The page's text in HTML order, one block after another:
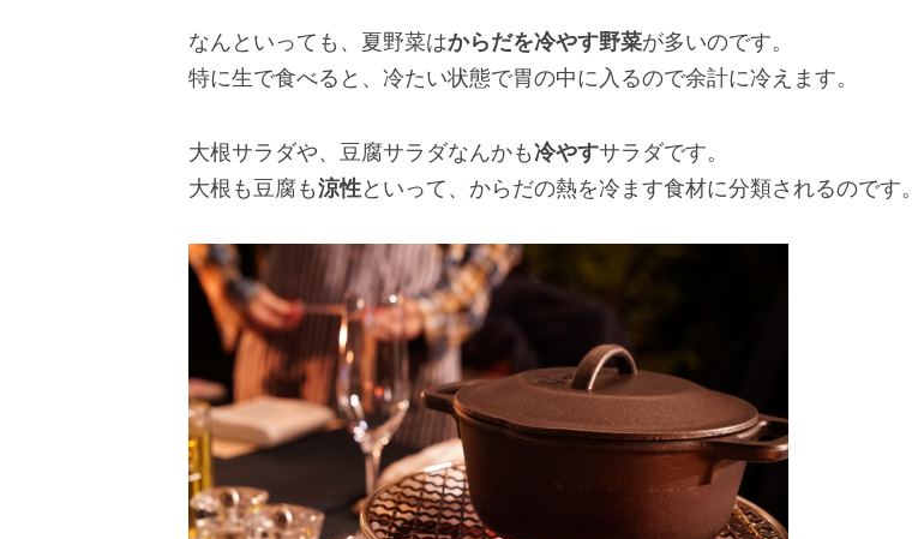
なんといっても、夏野菜はからだを冷やす野菜が多いのです。
特に生で食べると、冷たい状態で胃の中に入るので余計に冷えます。
大根サラダや、豆腐サラダなんかも冷やすサラダです。
大根も豆腐も涼性といって、からだの熱を冷ます食材に分類されるのです。